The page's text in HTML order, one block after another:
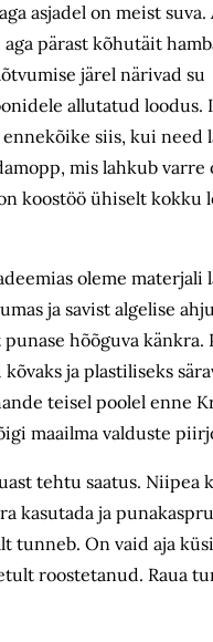
asjadel on meist suva.
pärast kõhutäit
järel närivad su
allutatud loodus.
siis, kui need
mis lahkub varre
koostöö ühiselt kokku
oleme materjali
ja savist algelise
hõõguva känkra.
ja plastiliseks
teisel poolel enne
maailma valduste
tehtu saatus.
kasutada ja
tunneb. On vaid aja
roostetanud. Raua